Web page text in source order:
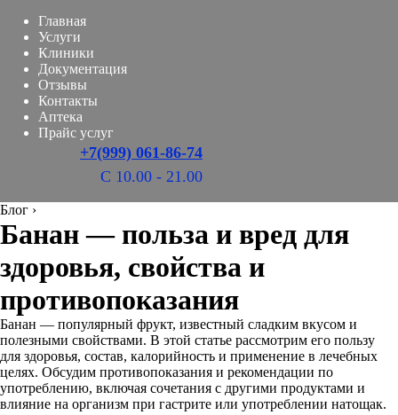
Главная
Услуги
Клиники
Документация
Отзывы
Контакты
Аптека
Прайс услуг
+7(999) 061-86-74
С 10.00 - 21.00
Блог ›
Банан — польза и вред для
здоровья, свойства и
противопоказания
Банан — популярный фрукт, известный сладким вкусом и
полезными свойствами. В этой статье рассмотрим его пользу
для здоровья, состав, калорийность и применение в лечебных
целях. Обсудим противопоказания и рекомендации по
употреблению, включая сочетания с другими продуктами и
влияние на организм при гастрите или употреблении натощак.